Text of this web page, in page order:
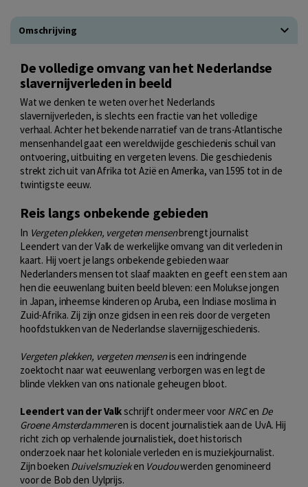
Omschrijving
De volledige omvang van het Nederlandse
slavernijverleden in beeld
Wat we denken te weten over het Nederlands
slavernijverleden, is slechts een fractie van het volledige
verhaal. Achter het bekende narratief van de trans-Atlantische
mensenhandel gaat een wereldwijde geschiedenis schuil van
ontvoering, uitbuiting en vergeten levens. Die geschiedenis
strekt zich uit van Afrika tot Azië en Amerika, van 1595 tot in de
twintigste eeuw.
Reis langs onbekende gebieden
In Vergeten plekken, vergeten mensenbrengt journalist
Leendert van der Valk de werkelijke omvang van dit verleden in
kaart. Hij voert je langs onbekende gebieden waar
Nederlanders mensen tot slaaf maakten en geeft een stem aan
hen die eeuwenlang buiten beeld bleven: een Molukse jongen
in Japan, inheemse kinderen op Aruba, een Indiase moslima in
Zuid-Afrika. Zij zijn onze gidsen in een reis door de vergeten
hoofdstukken van de Nederlandse slavernijgeschiedenis.
Vergeten plekken, vergeten mensenis een indringende
zoektocht naar wat eeuwenlang verborgen was en legt de
blinde vlekken van ons nationale geheugen bloot.
Leendert van der Valkschrijft onder meer voor NRCen De
Groene Amsterdammeren is docent journalistiek aan de UvA. Hij
richt zich op verhalende journalistiek, doet historisch
onderzoek naar het koloniale verleden en is muziekjournalist.
Zijn boeken Duivelsmuzieken Voudouwerden genomineerd
voor de Bob den Uylprijs.